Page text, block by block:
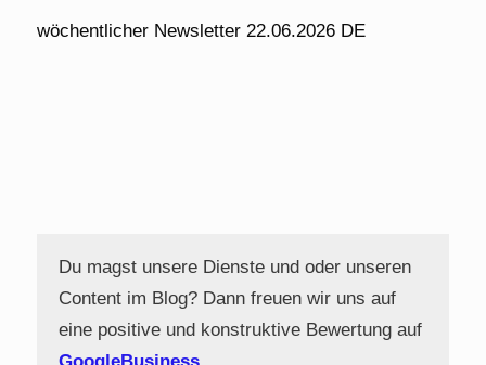
wöchentlicher Newsletter 22.06.2026 DE
Du magst unsere Dienste und oder unseren
Content im Blog? Dann freuen wir uns auf
eine positive und konstruktive Bewertung auf